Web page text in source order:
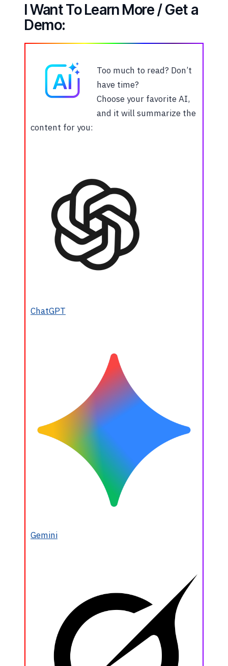
I Want To Learn More / Get a
Demo:
Too much to read? Don’t
have time?
Choose your favorite AI,
and it will summarize the
content for you:
ChatGPT
Gemini